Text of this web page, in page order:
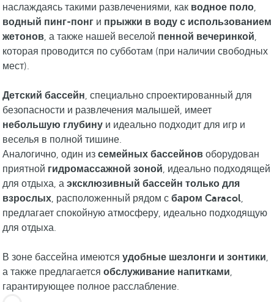
наслаждаясь такими развлечениями, как водное поло
водный пинг-понг и прыжки в воду с использованием
жетонов , а также нашей веселой пенной вечеринкой
которая проводится по субботам (при наличии свободных
мест).
Детский бассейн , специально спроектированный для
безопасности и развлечения малышей, имеет
небольшую глубину и идеально подходит для игр и
веселья в полной тишине.
Аналогично, один из семейных бассейнов оборудован
приятной гидромассажной зоной , идеально подходящей
для отдыха, а эксклюзивный бассейн только для
взрослых , расположенный рядом с баром Caracol
предлагает спокойную атмосферу, идеально подходящую
для отдыха.
В зоне бассейна имеются удобные шезлонги и зонтики
а также предлагается обслуживание напитками
гарантирующее полное расслабление.